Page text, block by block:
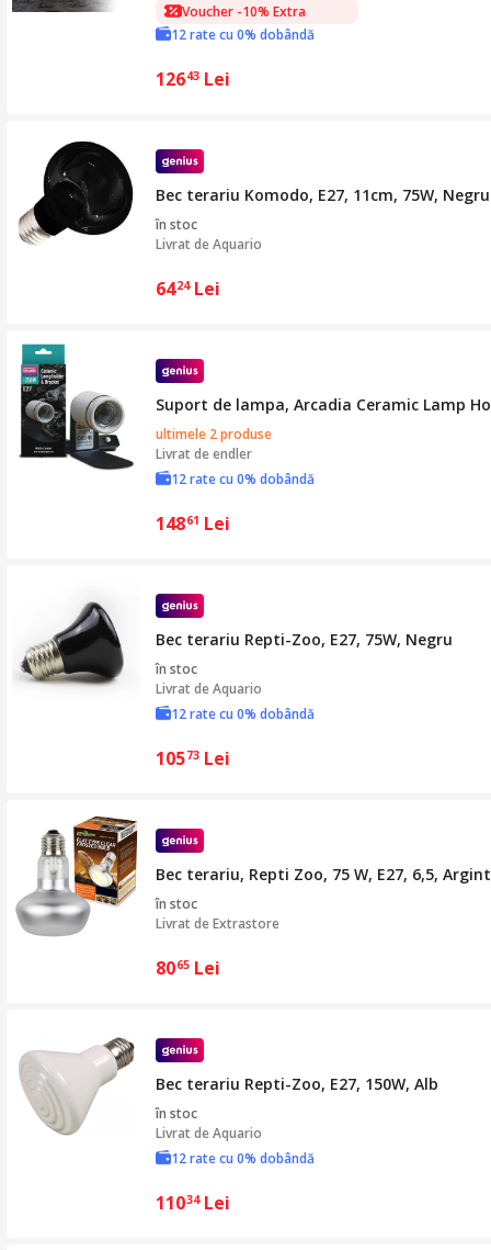
Voucher -10% Extra
Voucher -10% Extra
12 rate cu 0% dobândă
12643 Lei
Bec terariu Komodo, E27, 11cm, 75W, Negru
în stoc
Livrat deAquario
6424 Lei
Suport de lampa, Arcadia Ceramic Lamp
ultimele 2 produse
Livrat deendler
12 rate cu 0% dobândă
14861 Lei
Bec terariu Repti-Zoo, E27, 75W, Negru
în stoc
Livrat deAquario
12 rate cu 0% dobândă
10573 Lei
Bec terariu, Repti Zoo, 75 W, E27, 6,5,
în stoc
Livrat deExtrastore
8065 Lei
Bec terariu Repti-Zoo, E27, 150W, Alb
în stoc
Livrat deAquario
12 rate cu 0% dobândă
11034 Lei